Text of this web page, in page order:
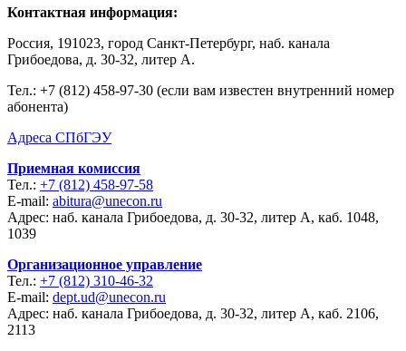
Контактная информация:
Россия, 191023, город Санкт-Петербург, наб. канала
Грибоедова, д. 30-32, литер А.
Тел.: +7 (812) 458-97-30 (если вам известен внутренний номер
абонента)
Адреса СПбГЭУ
Приемная комиссия
Тел.: +7 (812) 458-97-58
E-mail: abitura@unecon.ru
Адрес: наб. канала Грибоедова, д. 30-32, литер А, каб. 1048,
1039
Организационное управление
Тел.: +7 (812) 310-46-32
E-mail: dept.ud@unecon.ru
Адрес: наб. канала Грибоедова, д. 30-32, литер А, каб. 2106,
2113